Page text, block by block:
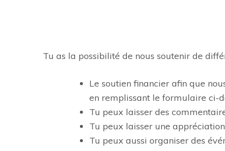
Tu as la possibilité de nous soutenir de
Le soutien financier afin que
en remplissant le formulaire ci-
Tu peux laisser des
Tu peux laisser une
Tu peux aussi organiser des